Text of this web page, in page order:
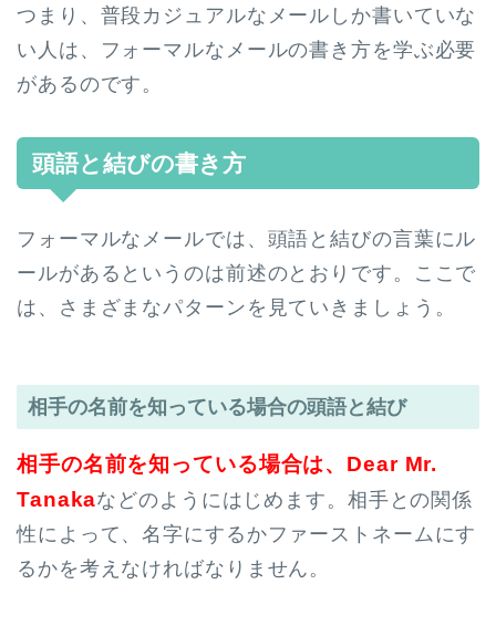
つまり、普段カジュアルなメールしか書いていな
い人は、フォーマルなメールの書き方を学ぶ必要
があるのです。
頭語と結びの書き方
フォーマルなメールでは、頭語と結びの言葉にル
ールがあるというのは前述のとおりです。ここで
は、さまざまなパターンを見ていきましょう。
相手の名前を知っている場合の頭語と結び
相手の名前を知っている場合は、Dear Mr.
Tanakaなどのようにはじめます。相手との関係
性によって、名字にするかファーストネームにす
るかを考えなければなりません。